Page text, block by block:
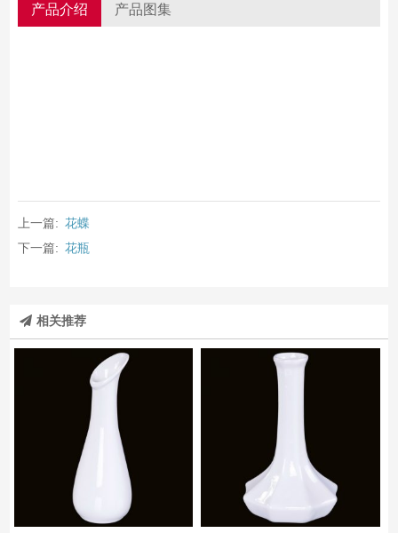
产品介绍 产品图集
上一篇: 花蝶
下一篇: 花瓶
相关推荐